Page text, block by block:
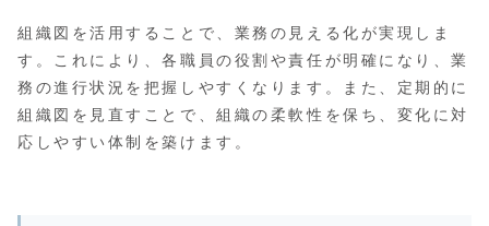
組織図を活用することで、業務の見える化が実現しま
す。これにより、各職員の役割や責任が明確になり、業
務の進行状況を把握しやすくなります。また、定期的に
組織図を見直すことで、組織の柔軟性を保ち、変化に対
応しやすい体制を築けます。